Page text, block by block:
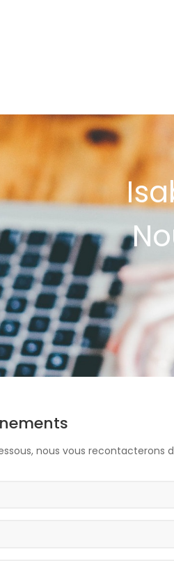
nous vous recontacterons